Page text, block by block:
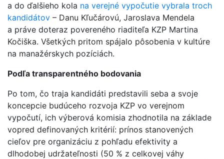
a do ďalšieho kola na verejné vypočutie vybrala troch
kandidátov – Danu Kľučárovú, Jaroslava Mendela
a práve doteraz povereného riaditeľa KZP Martina
Kočiška. Všetkých pritom spájalo pôsobenia v kultúre
na manažérskych pozíciách.
Podľa transparentného bodovania
Po tom, čo traja kandidáti predstavili seba a svoje
koncepcie budúceho rozvoja KZP vo verejnom
vypočutí, ich výberová komisia zhodnotila na základe
vopred definovaných kritérií: prínos stanovených
cieľov pre organizáciu z pohľadu efektivity a
dlhodobej udržateľnosti (50 % z celkovej váhy